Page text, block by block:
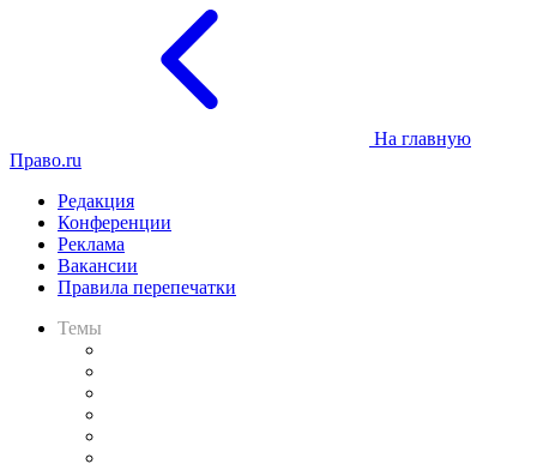
На главную
Право.ru
Редакция
Конференции
Реклама
Вакансии
Правила перепечатки
Темы